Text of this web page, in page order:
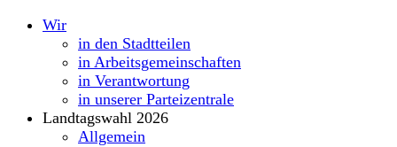
Wir
in den Stadtteilen
in Arbeitsgemeinschaften
in Verantwortung
in unserer Parteizentrale
Landtagswahl 2026
Allgemein